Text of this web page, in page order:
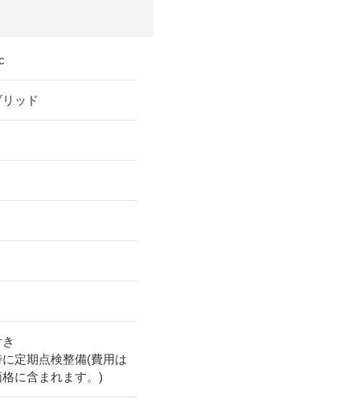
ッド
定期点検整備(費用は
に含まれます。)